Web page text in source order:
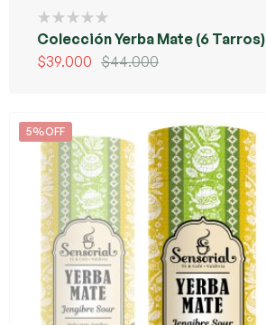
Colección Yerba Mate (6 Tarros)
$44.000
$39.000
5%OFF